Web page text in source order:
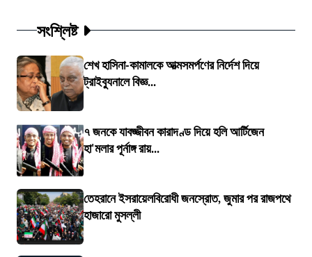
সংশ্লিষ্ট
শেখ হাসিনা-কামালকে আত্মসমর্পণের নির্দেশ দিয়ে
ট্রাইব্যুনালে বিজ্ঞ...
৭ জনকে যাবজ্জীবন কারাদণ্ড দিয়ে হলি আর্টিজেন
হা'মলার পূর্নাঙ্গ রায়...
তেহরানে ইসরায়েলবিরোধী জনস্রোত, জুমার পর রাজপথে
হাজারো মুসল্লী